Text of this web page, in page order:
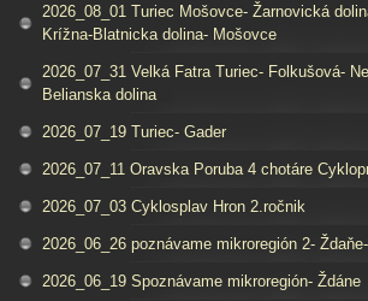
2026_08_01 Turiec Mošovce- Žarnovická
Krížna-Blatnicka dolina- Mošovce
2026_07_31 Velká Fatra Turiec- Folkušová-
Belianska dolina
2026_07_19 Turiec- Gader
2026_07_11 Oravska Poruba 4 chotáre
2026_07_03 Cyklosplav Hron 2.ročnik
2026_06_26 poznávame mikroregión 2-
2026_06_19 Spoznávame mikroregión- Ždáne